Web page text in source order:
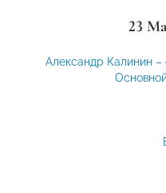
23
Александр Калинин –